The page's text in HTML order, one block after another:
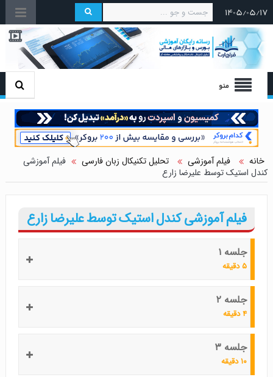
۱۴۰۵/۰۵/۱۷
منو
خانه فیلم آموزشی تحلیل تکنیکال زبان فارسی
فیلم آموزشی
کندل استیک توسط علیرضا زارع
فیلم آموزشی کندل استیک توسط علیرضا زارع
جلسه ۱
۵ دقیقه
جلسه ۲
۴ دقیقه
جلسه ۳
۱۰ دقیقه